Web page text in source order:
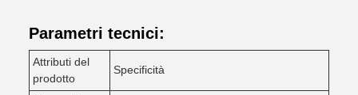
Parametri tecnici:
Attributi del
prodotto
Specificità